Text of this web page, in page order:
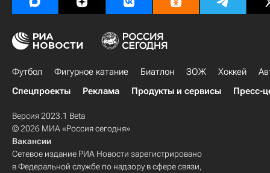
Футбол Фигурное катание Биатлон ЗОЖ Хоккей
Спецпроекты
Реклама Продукты и сервисы Пресс-
Версия 2023.1 Beta
© 2026 МИА «Россия сегодня»
Вакансии
Сетевое издание РИА Новости зарегистрировано
в Федеральной службе по надзору в сфере связи,